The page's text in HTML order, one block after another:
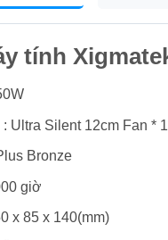
tính
Ultra Silent 12cm Fan * 1
Bronze
giờ
x 85 x 140(mm)